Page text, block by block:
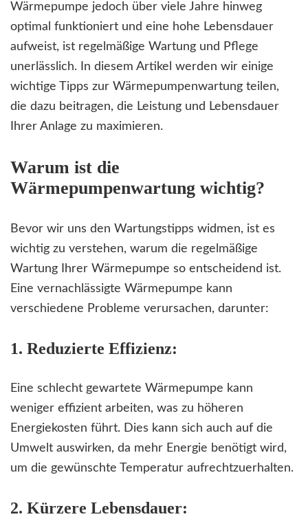
Wärmepumpe jedoch über viele Jahre hinweg
optimal funktioniert und eine hohe Lebensdauer
aufweist, ist regelmäßige Wartung und Pflege
unerlässlich. In diesem Artikel werden wir einige
wichtige Tipps zur Wärmepumpenwartung teilen,
die dazu beitragen, die Leistung und Lebensdauer
Ihrer Anlage zu maximieren.
Warum ist die
Wärmepumpenwartung wichtig?
Bevor wir uns den Wartungstipps widmen, ist es
wichtig zu verstehen, warum die regelmäßige
Wartung Ihrer Wärmepumpe so entscheidend ist.
Eine vernachlässigte Wärmepumpe kann
verschiedene Probleme verursachen, darunter:
1. Reduzierte Effizienz:
Eine schlecht gewartete Wärmepumpe kann
weniger effizient arbeiten, was zu höheren
Energiekosten führt. Dies kann sich auch auf die
Umwelt auswirken, da mehr Energie benötigt wird,
um die gewünschte Temperatur aufrechtzuerhalten.
2. Kürzere Lebensdauer: